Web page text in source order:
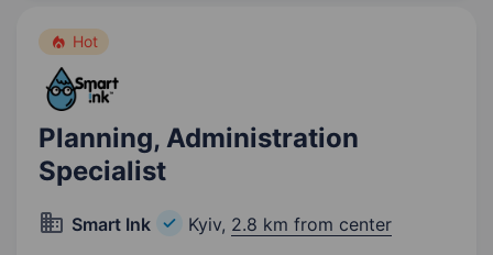
Hot
Planning, Administration
Specialist
Smart Ink Kyiv, 2.8 km from center